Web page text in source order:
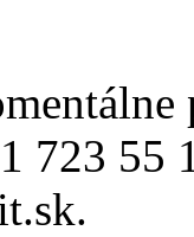
723 55